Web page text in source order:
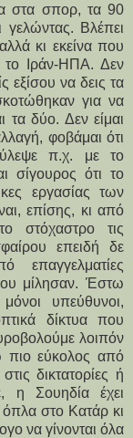
στα σπορ, τα 90
Βλέπει
κι εκείνα που
το Ιράν-ΗΠΑ. Δεν
εξίσου να δεις τα
για να
τα δύο. Δεν είμαι
φοβάμαι ότι
π.χ. με το
σίγουρος ότι το
εργασίας των
επίσης, κι από
στόχαστρο τις
επειδή δε
επαγγελματίες
μίλησαν. Έστω
υπεύθυνοι,
δίκτυα που
λοιπόν
πιο εύκολος από
δικτατορίες ή
η Σουηδία έχει
στο Κατάρ κι
να γίνονται όλα